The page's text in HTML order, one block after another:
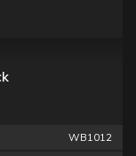
WB1012